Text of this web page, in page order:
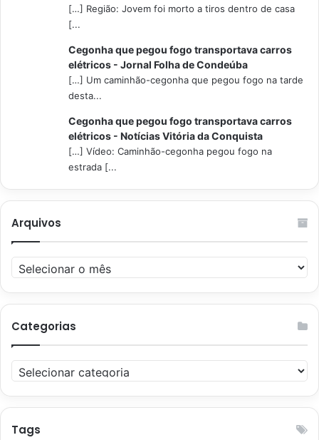
[…] Região: Jovem foi morto a tiros dentro de casa
[...
Cegonha que pegou fogo transportava carros
elétricos - Jornal Folha de Condeúba
[…] Um caminhão-cegonha que pegou fogo na tarde
desta...
Cegonha que pegou fogo transportava carros
elétricos - Notícias Vitória da Conquista
[…] Vídeo: Caminhão-cegonha pegou fogo na
estrada [...
Arquivos
Arquivos
Categorias
Categorias
Tags